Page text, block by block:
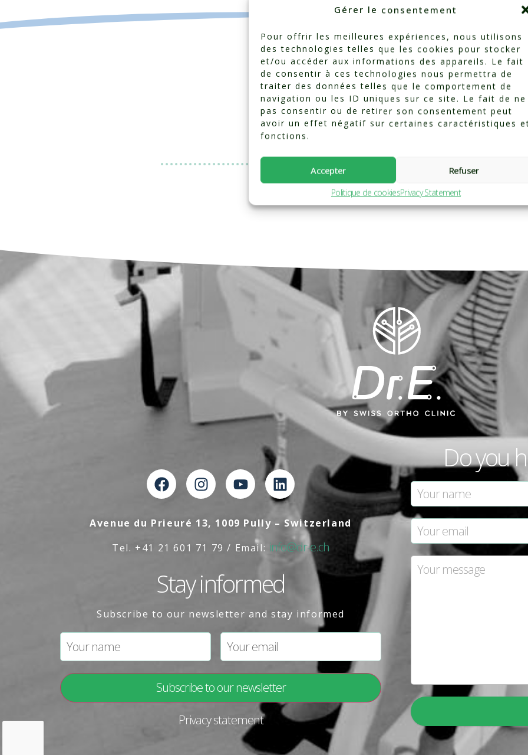
Gérer le consentement
Pour offrir les meilleures expériences, nous utilisons
des technologies telles que les cookies pour stocker
et/ou accéder aux informations des appareils. Le fait
de consentir à ces technologies nous permettra de
traiter des données telles que le comportement de
navigation ou les ID uniques sur ce site. Le fait de ne
pas consentir ou de retirer son consentement peut
avoir un effet négatif sur certaines caractéristiques
fonctions.
Accepter Refuser
Politique de cookiesPrivacy Statement
Categorized in:Testimonials
Avenue du Prieuré 13, 1009 Pully – Switzerland
Tel. +41 21 601 71 79 / Email: info@dr-e.ch
Stay informed
Subscribe to our newsletter and stay informed
Privacy statement
Do you